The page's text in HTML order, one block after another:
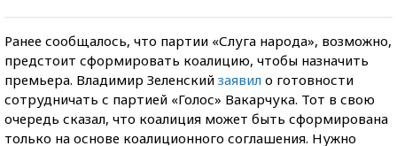
Ранее сообщалось, что партии «Слуга народа», возможно,
предстоит сформировать коалицию, чтобы назначить
премьера. Владимир Зеленский заявил о готовности
сотрудничать с партией «Голос» Вакарчука. Тот в свою
очередь сказал, что коалиция может быть сформирована
только на основе коалиционного соглашения. Нужно